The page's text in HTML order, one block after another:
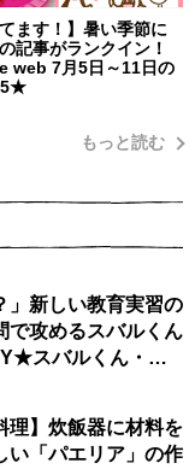
てます！】暑い季節に
記事がランクイン！
web 7月5日～11日の
もっと読む
」新しい教育実習の
で攻めるスバルくん
スバルくん・
理】炊飯器に材料を
い「パエリア」の作